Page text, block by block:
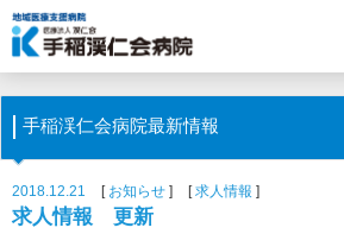
手稲渓仁会病院最新情報
2018.12.21 お知らせ 求人情報
求人情報 更新